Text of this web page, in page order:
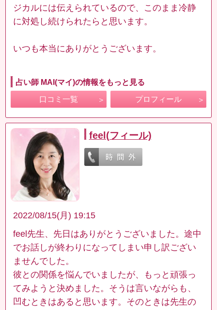
ジカルには伝えられているので、このまま冷静
に対処し続けられたらと思います。
いつも本当にありがとうございます。
占い師 MAI(マイ)の情報をもっと見る
口コミ一覧 プロフィール
feel(フィール)
2022/08/15(月) 19:15
feel先生、先日はありがとうございました。途中
でお話しが終わりになってしまい申し訳ござい
ませんでした。
彼との関係を悩んでいましたが、もっと頑張っ
てみようと決めました。そうは言いながらも、
凹むときはあると思います。そのときは先生の